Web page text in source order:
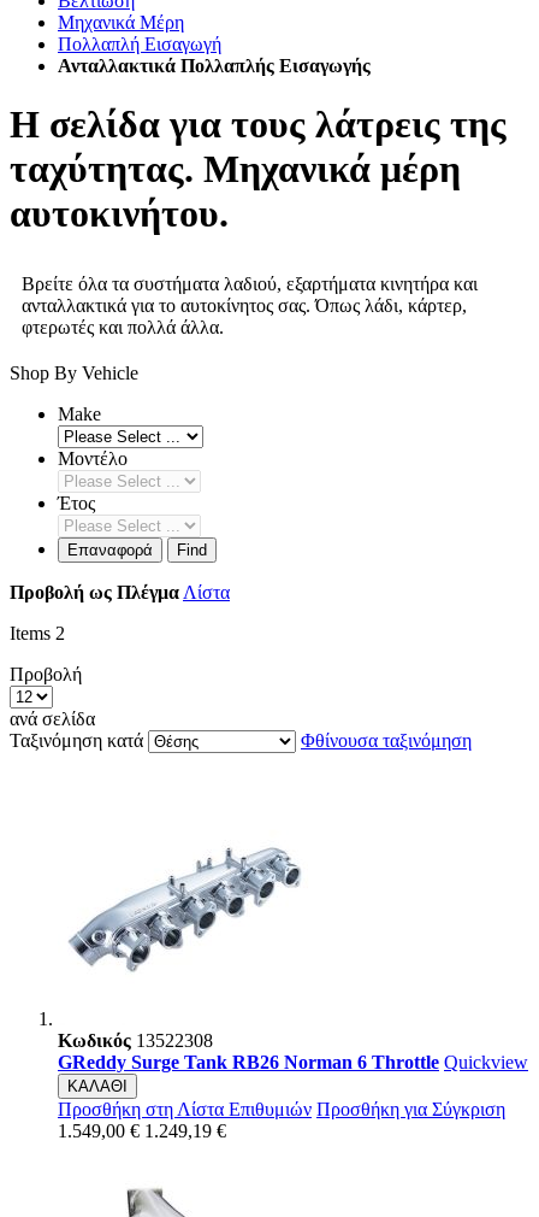
Μηχανικά Μέρη
Πολλαπλή Εισαγωγή
Ανταλλακτικά Πολλαπλής Εισαγωγής
Η σελίδα για τους λάτρεις της
ταχύτητας. Μηχανικά μέρη
αυτοκινήτου.
Βρείτε όλα τα συστήματα λαδιού, εξαρτήματα κινητήρα και
ανταλλακτικά για το αυτοκίνητος σας. Όπως λάδι, κάρτερ,
φτερωτές και πολλά άλλα.
Shop By Vehicle
Make
Μοντέλο
Έτος
Επαναφορά Find
Προβολή ως ΠλέγμαΛίστα
Items 2
Προβολή
ανά σελίδα
Ταξινόμηση κατά
Φθίνουσα ταξινόμηση
Κωδικός 13522308
GReddy Surge Tank RB26 Norman 6 Throttle Quickview
ΚΑΛΑΘΙ
Προσθήκη στη Λίστα Επιθυμιών Προσθήκη για Σύγκριση
1.549,00 € 1.249,19 €